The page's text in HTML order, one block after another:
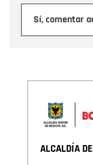
Sí, comentar
ALCALDÍA